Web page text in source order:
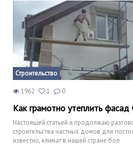
Строительство
1962 1 0
Как грамотно утеплить
Настоящей статьей я продолжаю
строительства частных домов для
известно, климат в нашей стране бол